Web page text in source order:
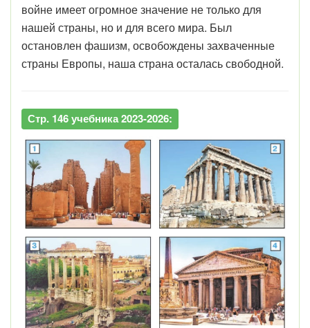
войне имеет огромное значение не только для
нашей страны, но и для всего мира. Был
остановлен фашизм, освобождены захваченные
страны Европы, наша страна осталась свободной.
Стр. 146 учебника 2023-2026: